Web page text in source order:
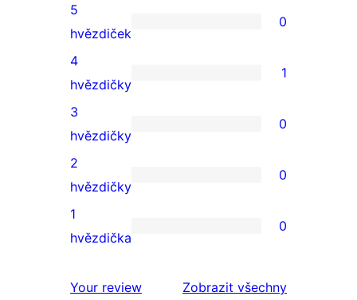
0
5hvězdičkové
hodnocení
5
hvězdiček
0
1
4hvězdičkové
hodnocení
4
hvězdičky
1
0
3hvězdičkové
hodnocení
3
hvězdičky
0
0
2hvězdičkové
hodnocení
2
hvězdičky
0
0
hodnocení
1
hvězdička
0
Your review Zobrazit všechnyrecenze